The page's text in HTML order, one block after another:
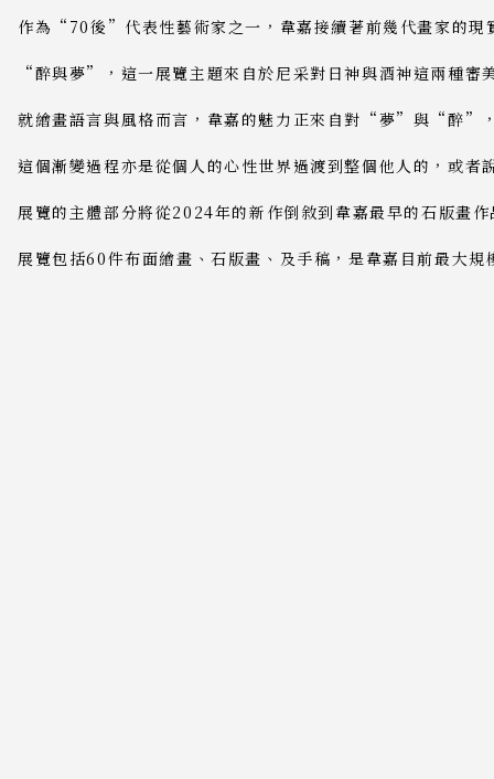
作為“70後”代表性藝術家之一，韋嘉接續著前幾代畫家的現
“醉與夢”，這一展覽主題來自於尼采對日神與酒神這兩種審
就繪畫語言與風格而言，韋嘉的魅力正來自對“夢”與“醉”
這個漸變過程亦是從個人的心性世界過渡到整個他人的，或
展覽的主體部分將從2024年的新作倒敘到韋嘉最早的石版
展覽包括60件布面繪畫、石版畫、及手稿，是韋嘉目前最大